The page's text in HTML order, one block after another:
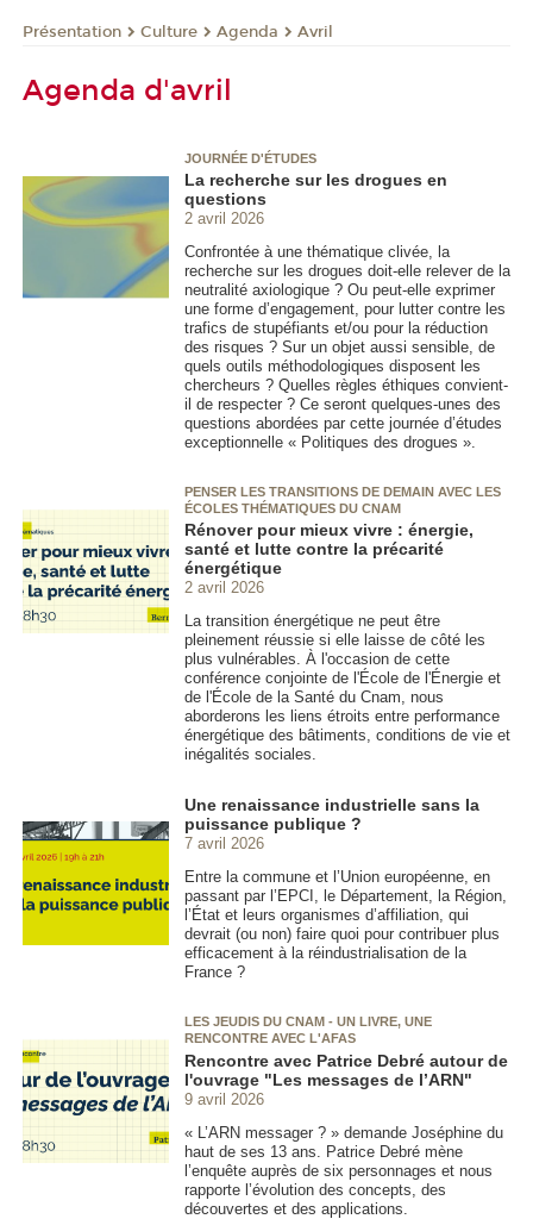
Présentation Culture Agenda Avril
Agenda d'avril
JOURNÉE D'ÉTUDES
La recherche sur les drogues en
questions
2 avril 2026
Confrontée à une thématique clivée, la
recherche sur les drogues doit-elle relever de la
neutralité axiologique ? Ou peut-elle exprimer
une forme d’engagement, pour lutter contre les
trafics de stupéfiants et/ou pour la réduction
des risques ? Sur un objet aussi sensible, de
quels outils méthodologiques disposent les
chercheurs ? Quelles règles éthiques convient-
il de respecter ? Ce seront quelques-unes des
questions abordées par cette journée d’études
exceptionnelle « Politiques des drogues ».
PENSER LES TRANSITIONS DE DEMAIN AVEC LES
ÉCOLES THÉMATIQUES DU CNAM
Rénover pour mieux vivre : énergie,
santé et lutte contre la précarité
énergétique
2 avril 2026
La transition énergétique ne peut être
pleinement réussie si elle laisse de côté les
plus vulnérables. À l'occasion de cette
conférence conjointe de l'École de l'Énergie et
de l'École de la Santé du Cnam, nous
aborderons les liens étroits entre performance
énergétique des bâtiments, conditions de vie et
inégalités sociales.
Une renaissance industrielle sans la
puissance publique ?
7 avril 2026
Entre la commune et l’Union européenne, en
passant par l’EPCI, le Département, la Région,
l’État et leurs organismes d’affiliation, qui
devrait (ou non) faire quoi pour contribuer plus
efficacement à la réindustrialisation de la
France ?
LES JEUDIS DU CNAM - UN LIVRE, UNE
RENCONTRE AVEC L'AFAS
Rencontre avec Patrice Debré autour de
l'ouvrage "Les messages de l’ARN"
9 avril 2026
« L’ARN messager ? » demande Joséphine du
haut de ses 13 ans. Patrice Debré mène
l’enquête auprès de six personnages et nous
rapporte l’évolution des concepts, des
découvertes et des applications.